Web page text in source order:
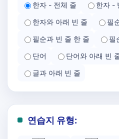
한자 - 전체 줄
한자 -
한자와 아래 빈 줄
필
필순과 빈 줄 한 줄
필
단어
단어와 아래 빈
글과 아래 빈 줄
연습지 유형: